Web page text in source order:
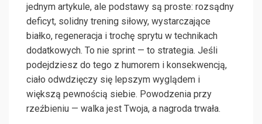
jednym artykule, ale podstawy są proste: rozsądny
deficyt, solidny trening siłowy, wystarczające
białko, regeneracja i trochę sprytu w technikach
dodatkowych. To nie sprint — to strategia. Jeśli
podejdziesz do tego z humorem i konsekwencją,
ciało odwdzięczy się lepszym wyglądem i
większą pewnością siebie. Powodzenia przy
rzeźbieniu — walka jest Twoja, a nagroda trwała.